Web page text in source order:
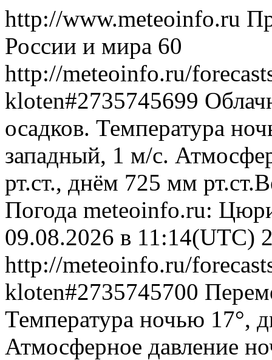
http://www.meteoinfo.ru
России и мира 60
http://meteoinfo.ru/
kloten#2735745699
осадков. Температура
западный, 1 м/с.
рт.ст., днём 725 мм
Погода meteoinfo.ru:
09.08.2026 в 11:14(UTC)
http://meteoinfo.ru/
kloten#2735745700
Температура ночью 17°,
Атмосферное давление